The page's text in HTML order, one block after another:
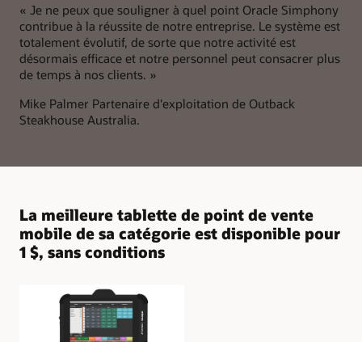
« Je ne peux que souligner à quel point Oracle Simphony
contribue à la réussite de notre entreprise. Le système est
totalement évolutif, de sorte que notre activité est
désormais efficace et notre personnel peut consacrer plus
de temps à nos clients. »
Mike Palmer Partenaire d'exploitation de Outback
Steakhouse Australia.
La meilleure tablette de point de vente
mobile de sa catégorie est disponible pour
1 $, sans conditions